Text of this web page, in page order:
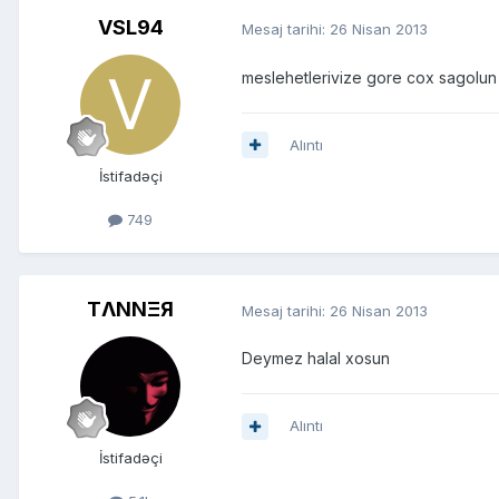
VSL94
İstifadəçi
749
Mesaj tarihi: 26 Nisan 2013
meslehetlerivize gore cox
Alıntı
TΛNNΞЯ
İstifadəçi
Mesaj tarihi: 26 Nisan 2013
Deymez halal xosun
Alıntı